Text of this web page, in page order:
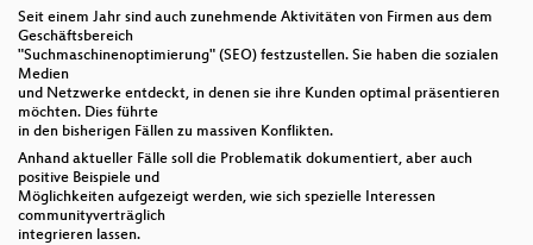
Seit einem Jahr sind auch zunehmende Aktivitäten von Firmen aus dem
Geschäftsbereich
"Suchmaschinenoptimierung" (SEO) festzustellen. Sie haben die sozialen
Medien
und Netzwerke entdeckt, in denen sie ihre Kunden optimal präsentieren
möchten. Dies führte
in den bisherigen Fällen zu massiven Konflikten.
Anhand aktueller Fälle soll die Problematik dokumentiert, aber auch
positive Beispiele und
Möglichkeiten aufgezeigt werden, wie sich spezielle Interessen
communityverträglich
integrieren lassen.